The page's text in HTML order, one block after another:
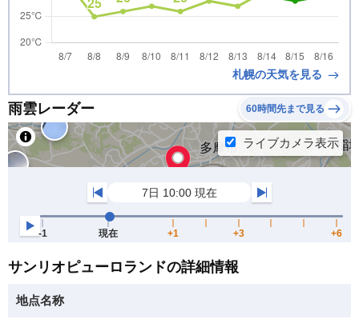
札幌の天気を見る
雨雲レーダー 60時間先まで見る
サンリオピューロランドの詳細情報
地点名称